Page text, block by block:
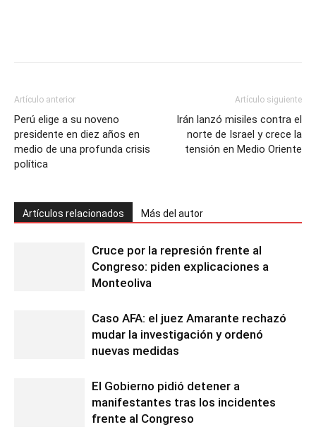
Artículo anterior
Perú elige a su noveno
presidente en diez años en
medio de una profunda crisis
política
Artículo siguiente
Irán lanzó misiles contra el
norte de Israel y crece la
tensión en Medio Oriente
Artículos relacionados Más del autor
Cruce por la represión frente al
Congreso: piden explicaciones a
Monteoliva
Caso AFA: el juez Amarante rechazó
mudar la investigación y ordenó
nuevas medidas
El Gobierno pidió detener a
manifestantes tras los incidentes
frente al Congreso